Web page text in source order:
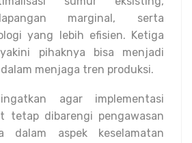
marginal, serta
yang lebih efisien. Ketiga
pihaknya bisa menjadi
menjaga tren produksi.
agar implementasi
tetap dibarengi pengawasan
dalam aspek keselamatan